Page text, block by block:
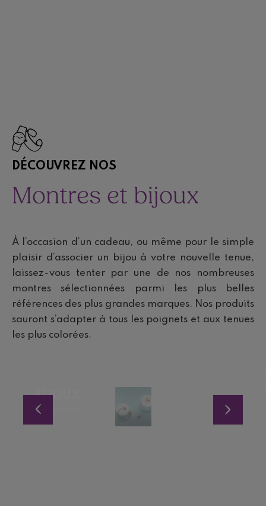
DÉCOUVREZ NOS
Montres et bijoux
À l’occasion d’un cadeau, ou même pour le simple
plaisir d’associer un bijou à votre nouvelle tenue,
laissez-vous tenter par une de nos nombreuses
montres sélectionnées parmi les plus belles
références des plus grandes marques. Nos produits
sauront s’adapter à tous les poignets et aux tenues
les plus colorées.
BIJOUX
Découvrir